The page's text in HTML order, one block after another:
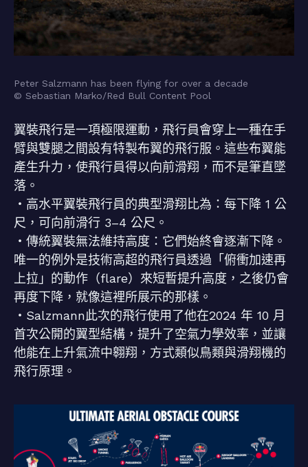
Peter Salzmann has been flying for over a decade
© Sebastian Marko/Red Bull Content Pool
翼裝飛行是一項極限運動，飛行員會穿上一種在手
臂與雙腿之間設有特製布翼的飛行服。這些布翼能
產生升力，使飛行員得以向前滑翔，而不是筆直墜
落。
・高水平翼裝飛行員的典型滑翔比為：每下降 1 公
尺，可向前滑行 3–4 公尺。
・傳統翼裝無法維持高度：它們始終會逐漸下降。
唯一的例外是技術高超的飛行員透過「俯衝加速再
上拉」的動作（flare）來短暫提升高度，之後仍會
再度下降，就像這裡所展示的那樣。
・Salzmann此次的飛行使用了他在2024 年 10 月
首次公開的翼型結構，提升了空氣力學效率，並讓
他能在上升氣流中翱翔，方式類似鳥類與滑翔機的
飛行原理。